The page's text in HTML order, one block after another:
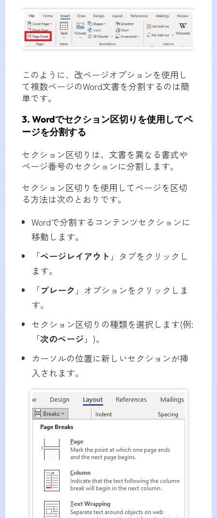
このように、改ページオプションを使用し
て複数ページのWord文書を分割するのは簡
単です。
3. Wordでセクション区切りを使用してペ
ージを分割する
セクション区切りは、文書を異なる書式や
ページ番号のセクションに分割します。
セクション区切りを使用してページを区切
る方法は次のとおりです。
Wordで分割するコンテンツセクションに
移動します。
「ページレイアウト 」タブをクリックし
ます。
「ブレーク 」オプションをクリックしま
す。
セクション区切りの種類を選択します(例:
「次のページ 」)。
カーソルの位置に新しいセクションが挿
入されます。